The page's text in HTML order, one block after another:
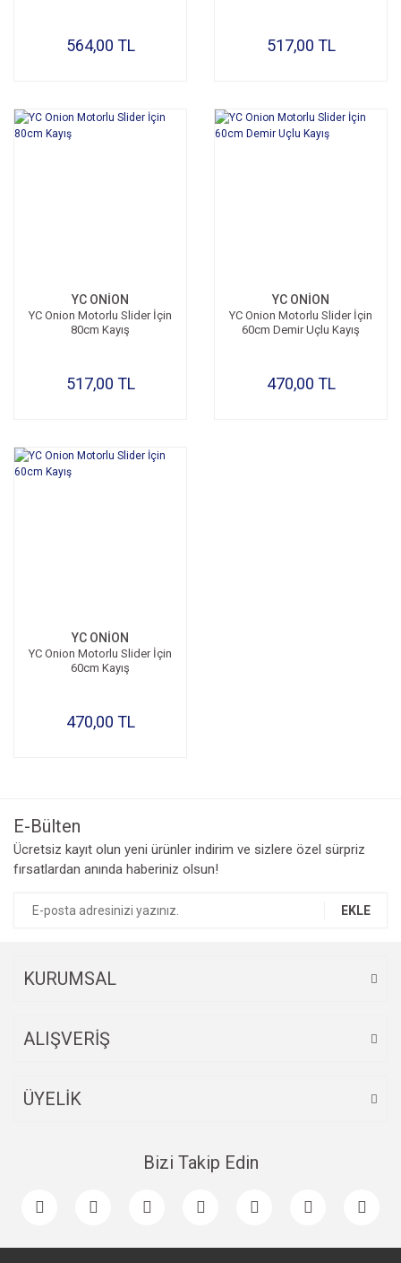
564,00 TL 517,00 TL
YC ONİON
YC Onion Motorlu Slider İçin
80cm Kayış
517,00 TL
YC ONİON
YC Onion Motorlu Slider İçin
60cm Demir Uçlu Kayış
470,00 TL
YC ONİON
YC Onion Motorlu Slider İçin
60cm Kayış
470,00 TL
E-Bülten
Ücretsiz kayıt olun yeni ürünler indirim ve sizlere özel sürpriz
fırsatlardan anında haberiniz olsun!
EKLE
KURUMSAL
ALIŞVERİŞ
ÜYELİK
Bizi Takip Edin